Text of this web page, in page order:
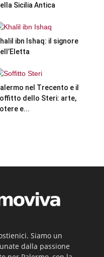
Sicilia Antica
ibn Ishaq: il signore
nel Trecento e il
dello Steri: arte,
e...
Siamo un
dalla passione